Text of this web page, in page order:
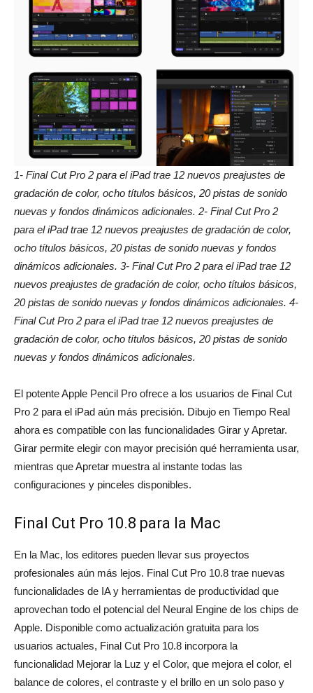
1- Final Cut Pro 2 para el iPad trae 12 nuevos preajustes de
gradación de color, ocho títulos básicos, 20 pistas de sonido
nuevas y fondos dinámicos adicionales. 2- Final Cut Pro 2
para el iPad trae 12 nuevos preajustes de gradación de color,
ocho títulos básicos, 20 pistas de sonido nuevas y fondos
dinámicos adicionales. 3- Final Cut Pro 2 para el iPad trae 12
nuevos preajustes de gradación de color, ocho títulos básicos,
20 pistas de sonido nuevas y fondos dinámicos adicionales. 4-
Final Cut Pro 2 para el iPad trae 12 nuevos preajustes de
gradación de color, ocho títulos básicos, 20 pistas de sonido
nuevas y fondos dinámicos adicionales.
El potente Apple Pencil Pro ofrece a los usuarios de Final Cut
Pro 2 para el iPad aún más precisión. Dibujo en Tiempo Real
ahora es compatible con las funcionalidades Girar y Apretar.
Girar permite elegir con mayor precisión qué herramienta usar,
mientras que Apretar muestra al instante todas las
configuraciones y pinceles disponibles.
Final Cut Pro 10.8 para la Mac
En la Mac, los editores pueden llevar sus proyectos
profesionales aún más lejos. Final Cut Pro 10.8 trae nuevas
funcionalidades de IA y herramientas de productividad que
aprovechan todo el potencial del Neural Engine de los chips de
Apple. Disponible como actualización gratuita para los
usuarios actuales, Final Cut Pro 10.8 incorpora la
funcionalidad Mejorar la Luz y el Color, que mejora el color, el
balance de colores, el contraste y el brillo en un solo paso y